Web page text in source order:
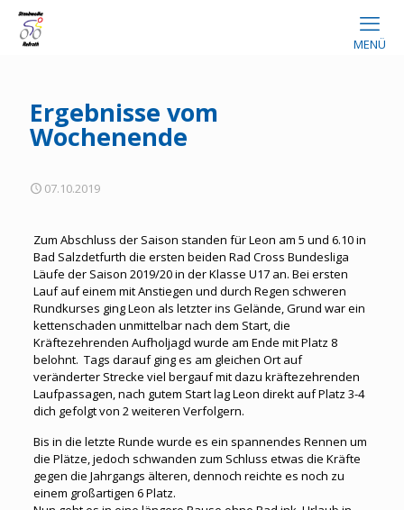
MENÜ
Ergebnisse vom
Wochenende
07.10.2019
Zum Abschluss der Saison standen für Leon am 5 und 6.10 in
Bad Salzdetfurth die ersten beiden Rad Cross Bundesliga
Läufe der Saison 2019/20 in der Klasse U17 an. Bei ersten
Lauf auf einem mit Anstiegen und durch Regen schweren
Rundkurses ging Leon als letzter ins Gelände, Grund war ein
kettenschaden unmittelbar nach dem Start, die
Kräftezehrenden Aufholjagd wurde am Ende mit Platz 8
belohnt. Tags darauf ging es am gleichen Ort auf
veränderter Strecke viel bergauf mit dazu kräftezehrenden
Laufpassagen, nach gutem Start lag Leon direkt auf Platz 3-4
dich gefolgt von 2 weiteren Verfolgern.
Bis in die letzte Runde wurde es ein spannendes Rennen um
die Plätze, jedoch schwanden zum Schluss etwas die Kräfte
gegen die Jahrgangs älteren, dennoch reichte es noch zu
einem großartigen 6 Platz.